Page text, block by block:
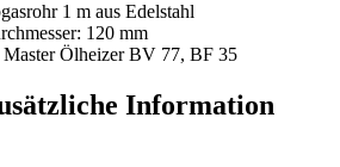
1 m aus Edelstahl
120 mm
Ölheizer BV 77, BF 35
Information